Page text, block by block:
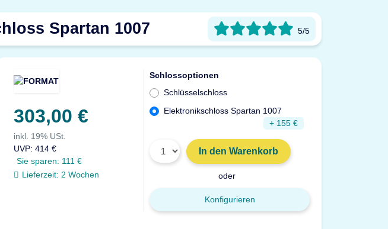
Spartan 1007 5/5
303,00 €
inkl. 19% USt.
UVP:414 €
Sie sparen: 111 €
Lieferzeit: 2 Wochen
Schlossoptionen
Schlüsselschloss
Elektronikschloss Spartan 1007
+ 155 €
In den Warenkorb
oder
Konfigurieren